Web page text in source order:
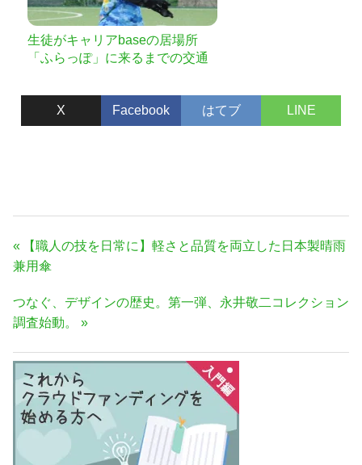
生徒がキャリアbaseの居場所
「ふらっぽ」に来るまでの交通
X Facebook はてブ LINE
投
稿
ビ
ゲ
ー
シ
ョ
ン
前
の
事:
【職人の技を日常に】軽さと品質を両立した日本製晴雨
兼用傘
次
の
事:
つなぐ、デザインの歴史。第一弾、永井敬二コレクション
調査始動。